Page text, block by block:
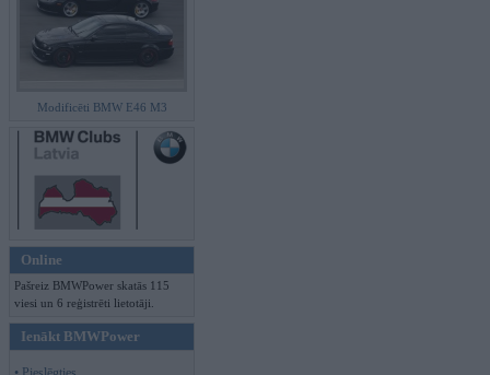
Modificēti BMW E46 M3
Online
Pašreiz BMWPower skatās 115
viesi un 6 reģistrēti lietotāji.
Ienākt BMWPower